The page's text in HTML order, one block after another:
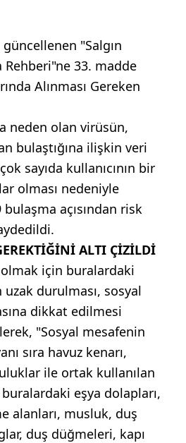
güncellenen "Salgın
Rehberi"ne 33. madde
Alınması Gereken
neden olan virüsün,
bulaştığına ilişkin veri
sayıda kullanıcının bir
olması nedeniyle
açısından risk
ALTI ÇİZİLDİ
için buralardaki
durulması, sosyal
dikkat edilmesi
"Sosyal mesafenin
sıra havuz kenarı,
ile ortak kullanılan
eşya dolapları,
alanları, musluk, duş
duş düğmeleri, kapı